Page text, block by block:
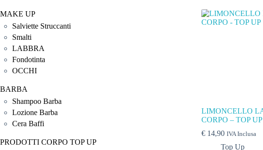
LIMONCELLO
CORPO – TOP UP
€14,90 IVA Inclusa
Top Up
MAKE UP
Salviette Struccanti
Smalti
LABBRA
Fondotinta
OCCHI
BARBA
Shampoo Barba
Lozione Barba
Cera Baffi
PRODOTTI CORPO TOP UP